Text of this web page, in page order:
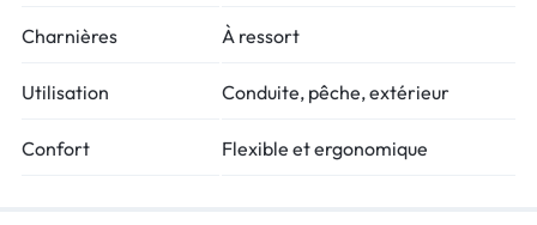
Charnières À ressort
Utilisation Conduite, pêche, extérieur
Confort Flexible et ergonomique